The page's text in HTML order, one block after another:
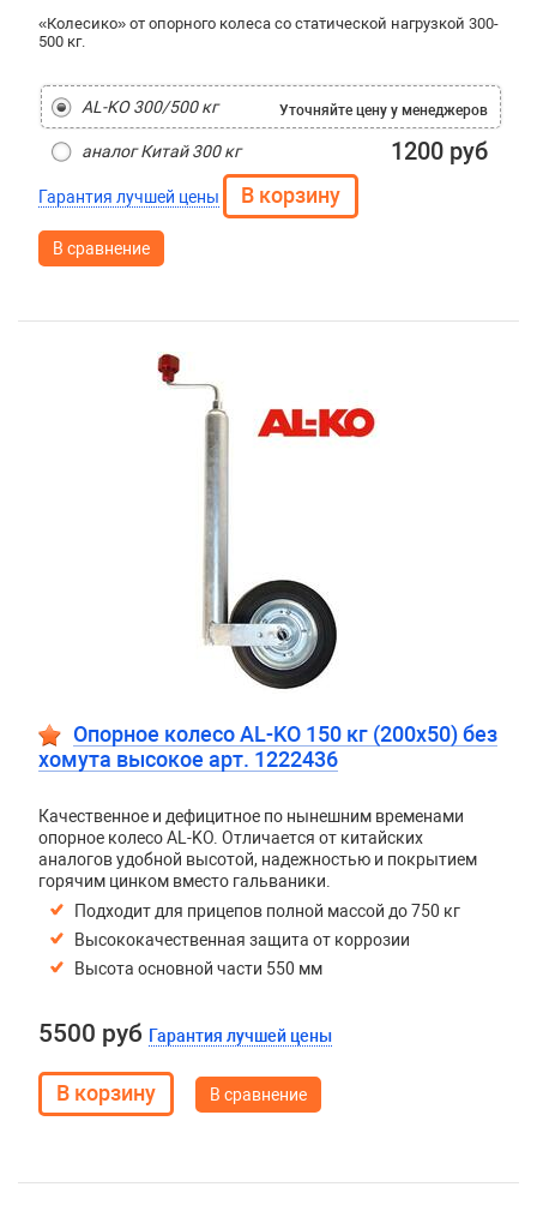
«Колесико» от опорного колеса со статической нагрузкой 300-
500 кг.
AL-KO 300/500 кг Уточняйте цену у менеджеров
аналог Китай 300 кг 1200 руб
Гарантия лучшей цены
В сравнение
Опорное колесо AL-KO 150 кг (200х50) без
хомута высокое арт. 1222436
Качественное и дефицитное по нынешним временами
опорное колесо AL-KO. Отличается от китайских
аналогов удобной высотой, надежностью и покрытием
горячим цинком вместо гальваники.
Подходит для прицепов полной массой до 750 кг
Высококачественная защита от коррозии
Высота основной части 550 мм
5500 руб Гарантия лучшей цены
В сравнение